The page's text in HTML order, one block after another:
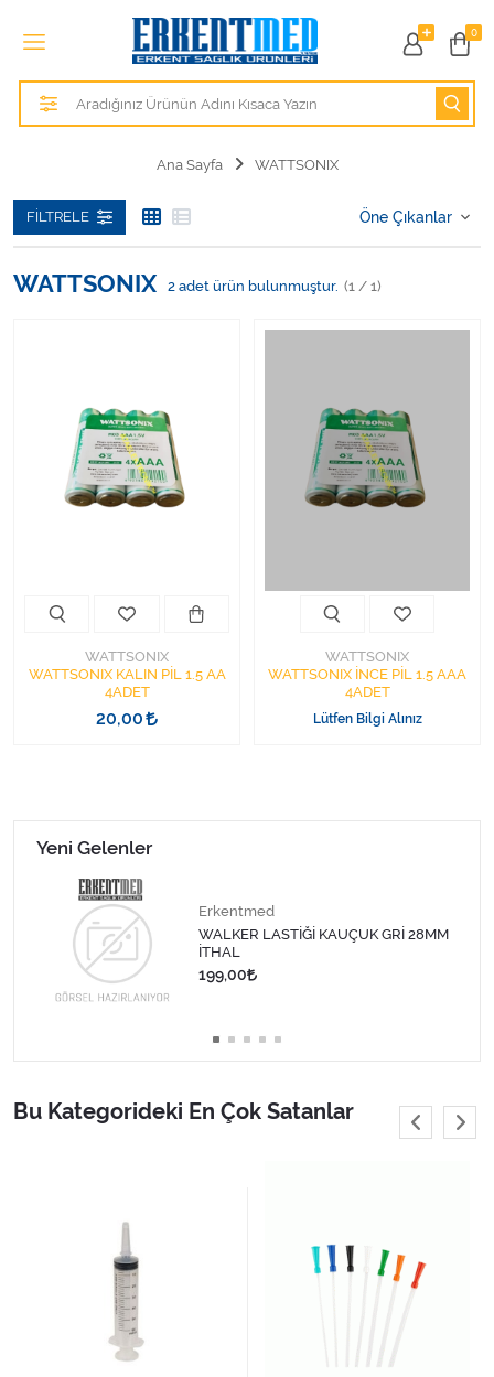
0
Tüm Kategoriler
Alezler
Hasta Bakım Ürünleri
Kişisel Bakım ve Sağlık
Kişisel Bakım ve Sağlık
Ortopedi Ürünleri
Ortopedi Ürünleri
Sarf Malzemeleri
Sarf Malzemeleri
Tıbbi Tekstil Ürünleri
Varis Çorapları
Ana Sayfa WATTSONIX
FILTRELE
WATTSONIX 2 adet ürün bulunmuştur. (1 / 1)
WATTSONIX
WATTSONIX KALIN PİL 1.5 AA
4ADET
20,00
WATTSONIX
WATTSONIX İNCE PİL 1.5 AAA
4ADET
Lütfen Bilgi Alınız
Yeni Gelenler
Erkentmed
WALKER LASTİĞİ KAUÇUK GRİ 28MM
İTHAL
199,00
Bu Kategorideki En Çok Satanlar